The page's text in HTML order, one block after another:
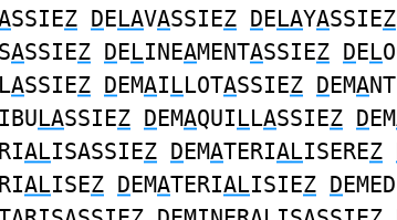
SSIEZ DELAVASSIEZ DELAYASSIEZ
ASSIEZ DELINEAMENTASSIEZ DEL
LASSIEZ DEMAILLOTASSIEZ DEMA
LASSIEZ DEMAQUILLASSIEZ DEM
ALISASSIEZ DEMATERIALISEREZ
ALISEZ DEMATERIALISIEZ D